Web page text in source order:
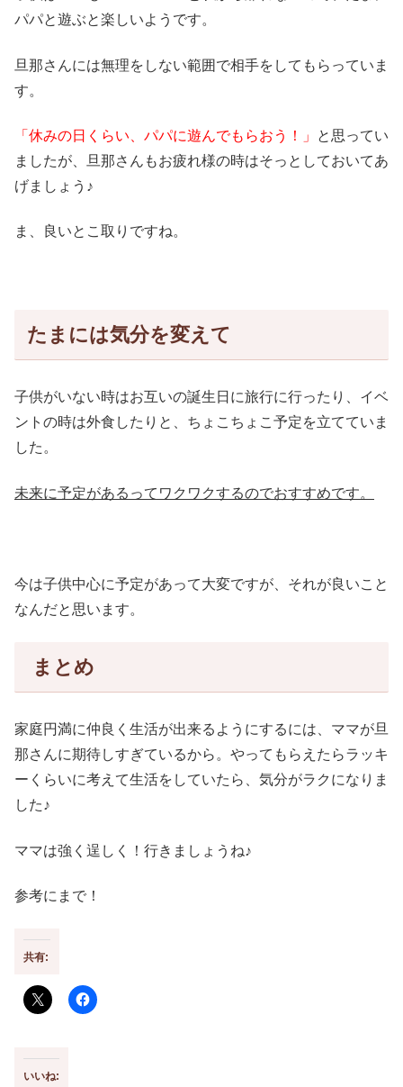
パパと遊ぶと楽しいようです。
旦那さんには無理をしない範囲で相手をしてもらっていま
す。
「休みの日くらい、パパに遊んでもらおう！」
と思ってい
ましたが、旦那さんもお疲れ様の時はそっとしておいてあ
げましょう♪
ま、良いとこ取りですね。
たまには気分を変えて
子供がいない時はお互いの誕生日に旅行に行ったり、イベ
ントの時は外食したりと、ちょこちょこ予定を立てていま
した。
未来に予定があるってワクワクするのでおすすめです。
今は子供中心に予定があって大変ですが、それが良いこと
なんだと思います。
まとめ
家庭円満に仲良く生活が出来るようにするには、ママが旦
那さんに期待しすぎているから。やってもらえたらラッキ
ーくらいに考えて生活をしていたら、気分がラクになりま
した♪
ママは強く逞しく！行きましょうね♪
参考にまで！
共有:
いいね: